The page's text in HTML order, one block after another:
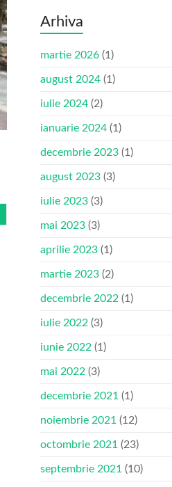
Arhiva
martie 2026 (1)
august 2024 (1)
iulie 2024 (2)
ianuarie 2024 (1)
decembrie 2023 (1)
august 2023 (3)
iulie 2023 (3)
mai 2023 (3)
aprilie 2023 (1)
martie 2023 (2)
decembrie 2022 (1)
iulie 2022 (3)
iunie 2022 (1)
mai 2022 (3)
decembrie 2021 (1)
noiembrie 2021 (12)
octombrie 2021 (23)
septembrie 2021 (10)